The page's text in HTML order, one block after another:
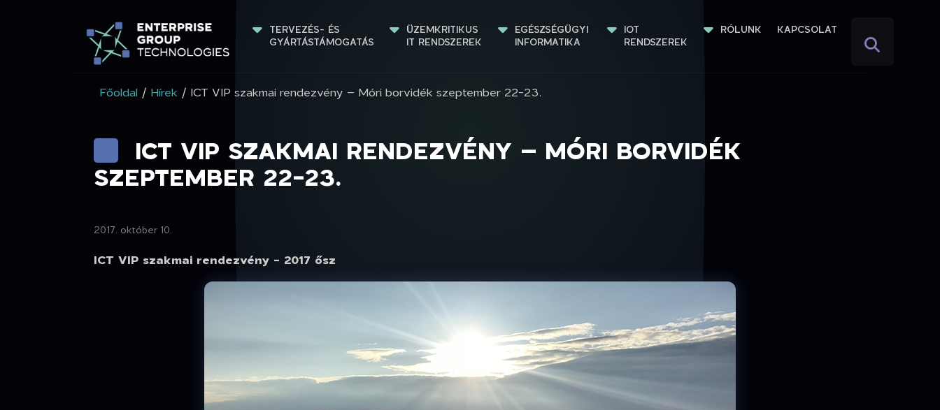
TERVEZÉS- ÉS
GYÁRTÁSTÁMOGATÁS
ÜZEMKRITIKUS
IT RENDSZEREK
EGÉSZSÉGÜGYI
INFORMATIKA
IOT
RENDSZEREK
RÓLUNK KAPCSOLAT
Főoldal / Hírek / ICT VIP szakmai rendezvény – Móri borvidék szeptember 22-23.
ICT VIP SZAKMAI RENDEZVÉNY – MÓRI BORVIDÉK
SZEPTEMBER 22-23.
2017. október 10.
ICT VIP szakmai rendezvény - 2017 ősz